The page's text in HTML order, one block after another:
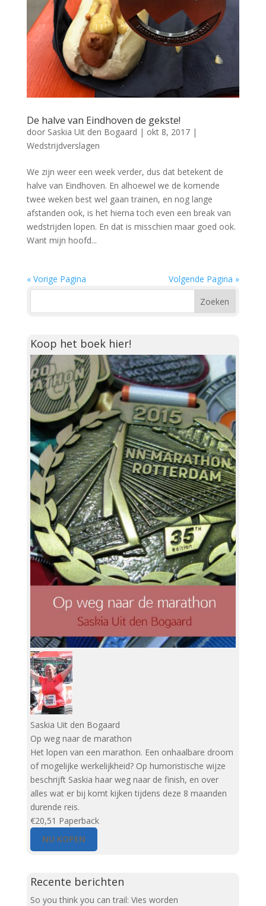
De halve van Eindhoven de gekste!
door Saskia Uit den Bogaard | okt 8, 2017|
Wedstrijdverslagen
We zijn weer een week verder, dus dat betekent de
halve van Eindhoven. En alhoewel we de komende
twee weken best wel gaan trainen, en nog lange
afstanden ook, is het hierna toch even een break van
wedstrijden lopen. En dat is misschien maar goed ook.
Want mijn hoofd...
« Vorige Pagina Volgende Pagina »
Koop het boek hier!
Saskia Uit den Bogaard
Op weg naar de marathon
Het lopen van een marathon. Een onhaalbare droom
of mogelijke werkelijkheid? Op humoristische wijze
beschrijft Saskia haar weg naar de finish, en over
alles wat er bij komt kijken tijdens deze 8 maanden
durende reis.
€20,51 Paperback
NU KOPEN
Recente berichten
So you think you can trail: Vies worden